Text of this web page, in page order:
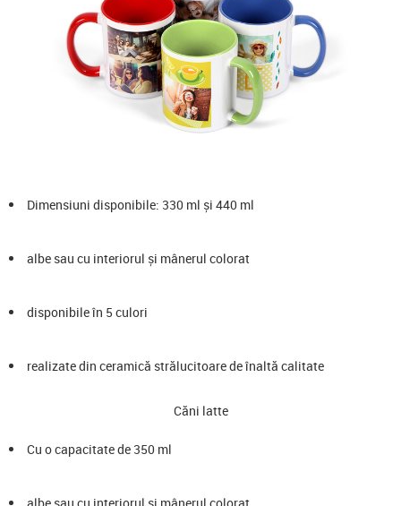
Dimensiuni disponibile: 330 ml și 440 ml
albe sau cu interiorul și mânerul colorat
disponibile în 5 culori
realizate din ceramică strălucitoare de înaltă calitate
Căni latte
Cu o capacitate de 350 ml